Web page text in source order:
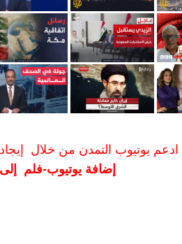
ادعم يوتيوب التمدن من خلال إيجاد
إضافة يوتيوب-فلم